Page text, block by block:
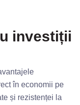
investiții
în economii pe
și rezistenței la